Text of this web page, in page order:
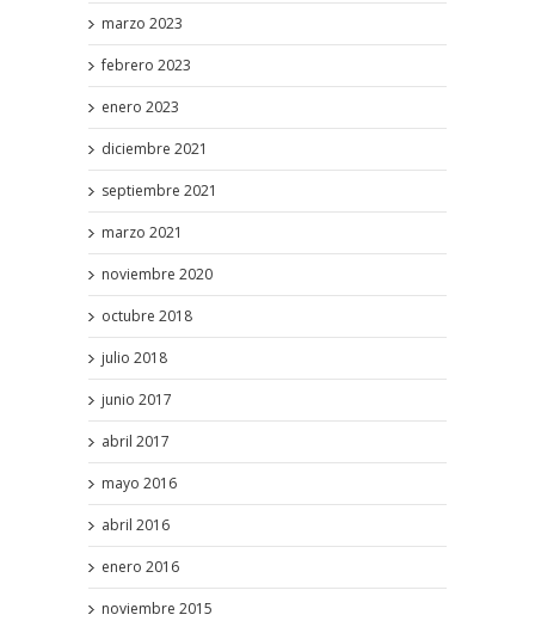
marzo 2023
febrero 2023
enero 2023
diciembre 2021
septiembre 2021
marzo 2021
noviembre 2020
octubre 2018
julio 2018
junio 2017
abril 2017
mayo 2016
abril 2016
enero 2016
noviembre 2015